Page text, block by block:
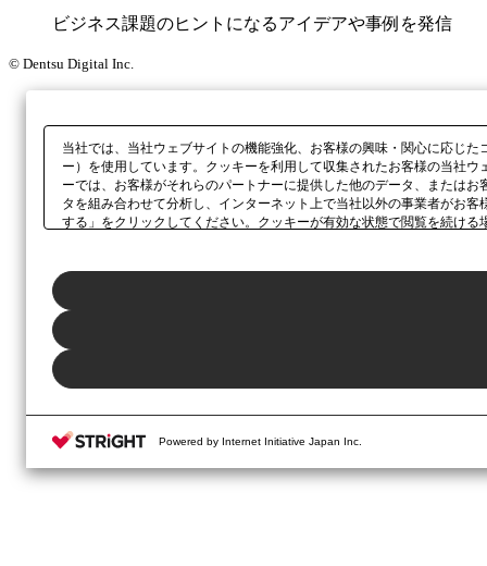
ビジネス課題のヒントになるアイデアや事例を発信
© Dentsu Digital Inc.
当社では、当社ウェブサイトの機能強化、お客様の興味・関心に応じ
ー）を使用しています。クッキーを利用して収集されたお客様の当社
ーでは、お客様がそれらのパートナーに提供した他のデータ、または
タを組み合わせて分析し、インターネット上で当社以外の事業者がお
する」をクリックしてください。クッキーが有効な状態で閲覧を続け
Powered by Internet Initiative Japan Inc.